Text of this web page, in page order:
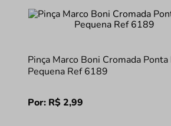
Pinça Marco Boni Cromada Ponta
Pequena Ref 6189
Por: R$ 2,99